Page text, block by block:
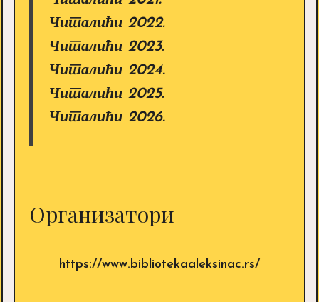
Читалићи 2022.
Читалићи 2023.
Читалићи 2024.
Читалићи 2025.
Читалићи 2026.
Организатори
https://www.bibliotekaaleksinac.rs/